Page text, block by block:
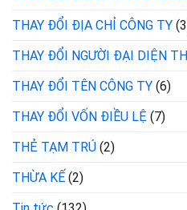
THAY ĐỔI ĐỊA CHỈ CÔNG TY
THAY ĐỔI NGƯỜI ĐẠI DIỆN
THAY ĐỔI TÊN CÔNG TY (6)
THAY ĐỔI VỐN ĐIỀU LỆ (7)
THẺ TẠM TRÚ (2)
THỪA KẾ (2)